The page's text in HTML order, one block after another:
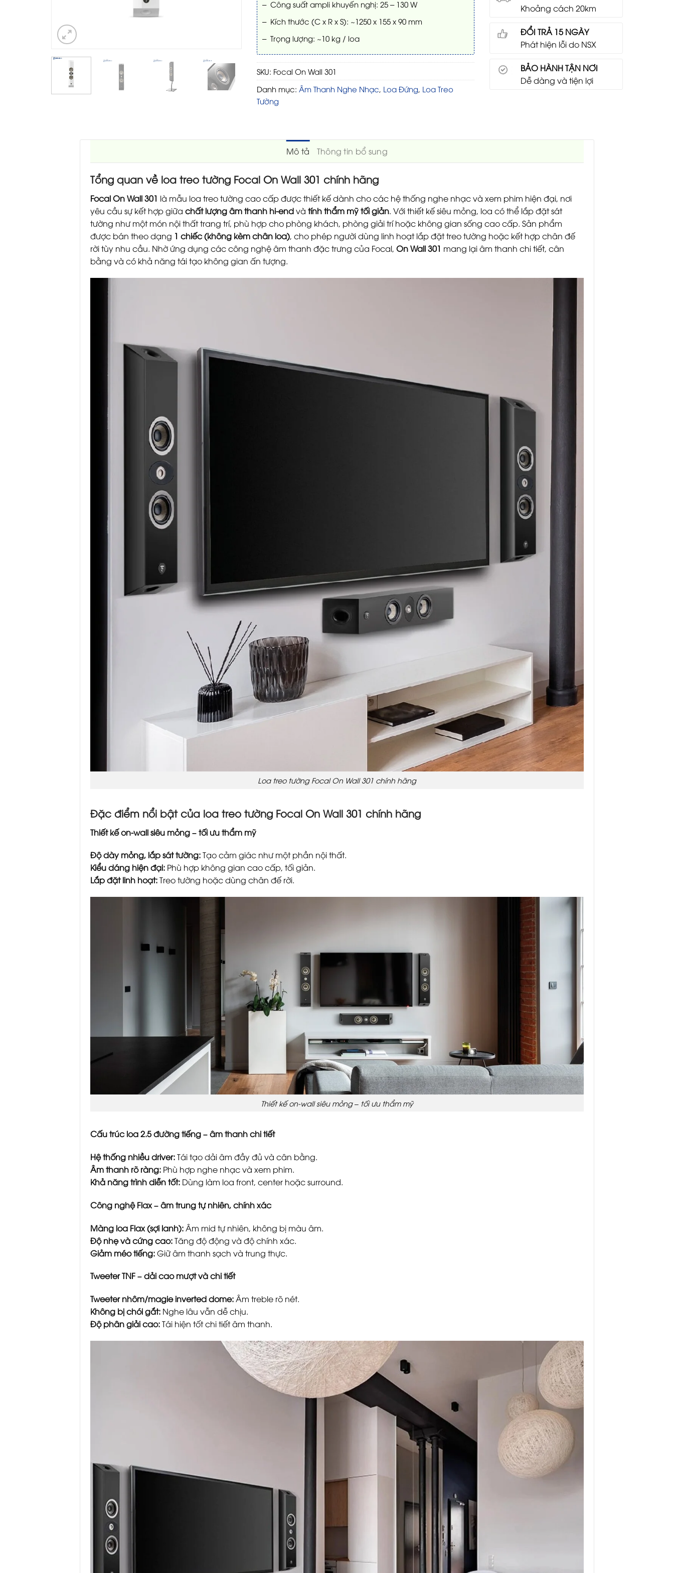
– Công suất ampli khuyến nghị: 25 – 130 W
– Kích thước (C x R x S): ~1250 x 155 x 90 mm
– Trọng lượng: ~10 kg / loa
SKU: Focal On Wall 301
Danh mục: Âm Thanh Nghe Nhạc, Loa Đứng, Loa Treo
Tường
Khoảng cách 20km
ĐỔI TRẢ 15 NGÀY
Phát hiện lỗi do NSX
BẢO HÀNH TẬN NƠI
Dễ dàng và tiện lợi
Mô tả Thông tin bổ sung
Tổng quan về loa treo tường Focal On Wall 301 chính hãng
Focal On Wall 301 là mẫu loa treo tường cao cấp được thiết kế dành cho các hệ thống nghe nhạc và xem phim hiện đại, nơi
yêu cầu sự kết hợp giữa chất lượng âm thanh hi-endvà tính thẩm mỹ tối giản. Với thiết kế siêu mỏng, loa có thể lắp đặt sát
tường như một món nội thất trang trí, phù hợp cho phòng khách, phòng giải trí hoặc không gian sống cao cấp. Sản phẩm
được bán theo dạng 1 chiếc (không kèm chân loa), cho phép người dùng linh hoạt lắp đặt treo tường hoặc kết hợp chân đế
rời tùy nhu cầu. Nhờ ứng dụng các công nghệ âm thanh đặc trưng của Focal, On Wall 301 mang lại âm thanh chi tiết, cân
bằng và có khả năng tái tạo không gian ấn tượng.
Loa treo tường Focal On Wall 301 chính hãng
Đặc điểm nổi bật của loa treo tường Focal On Wall 301 chính hãng
Thiết kế on-wall siêu mỏng – tối ưu thẩm mỹ
Độ dày mỏng, lắp sát tường:Tạo cảm giác như một phần nội thất.
Kiểu dáng hiện đại: Phù hợp không gian cao cấp, tối giản.
Lắp đặt linh hoạt:Treo tường hoặc dùng chân đế rời.
Thiết kế on-wall siêu mỏng – tối ưu thẩm mỹ
Cấu trúc loa 2.5 đường tiếng – âm thanh chi tiết
Hệ thống nhiều driver:Tái tạo dải âm đầy đủ và cân bằng.
Âm thanh rõ ràng: Phù hợp nghe nhạc và xem phim.
Khả năng trình diễn tốt: Dùng làm loa front, center hoặc surround.
Công nghệ Flax – âm trung tự nhiên, chính xác
Màng loa Flax (sợi lanh):Âm mid tự nhiên, không bị màu âm.
Độ nhẹ và cứng cao:Tăng độ động và độ chính xác.
Giảm méo tiếng:Giữ âm thanh sạch và trung thực.
Tweeter TNF – dải cao mượt và chi tiết
Tweeter nhôm/magie inverted dome:Âm treble rõ nét.
Không bị chói gắt: Nghe lâu vẫn dễ chịu.
Độ phân giải cao:Tái hiện tốt chi tiết âm thanh.